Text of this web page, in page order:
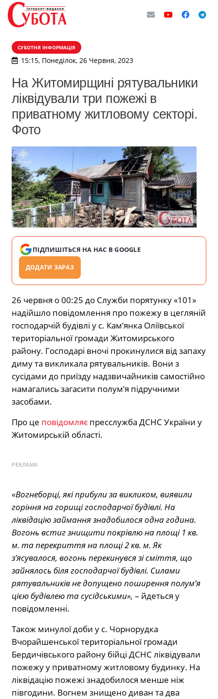
СУБОТНЯ ІНФОРМАЦІЯ
15:15, Понеділок, 26 Червня, 2023
На Житомирщині рятувальники
ліквідували три пожежі в
приватному житловому секторі.
Фото
ПІДПИШІТЬСЯ НА НАС В GOOGLE
ДОДАТИ ЗАРАЗ
26 червня о 00:25 до Служби порятунку «101»
надійшло повідомлення про пожежу в цегляній
господарчій будівлі у с. Кам’янка Оліївської
територіальної громади Житомирського
району. Господарі вночі прокинулися від запаху
диму та викликала рятувальників. Вони з
сусідами до приїзду надзвичайників самостійно
намагались загасити полум’я підручними
засобами.
Про це повідомляє пресслужба ДСНС України у
Житомирській області.
РЕКЛАМА
«Вогнеборці, які прибули за викликом, виявили
горіння на горищі господарчої будівлі. На
ліквідацію займання знадобилося одна година.
Вогонь встиг знищити покрівлю на площі 1 кв.
м. та перекриття на площі 2 кв. м. Як
з’ясувалося, вогонь перекинувся зі сміття, що
зайнялось біля господарчої будівлі. Силами
рятувальників не допущено поширення полум’я
цією будівлею та сусідськими», – йдеться у
повідомленні.
Також минулої доби у с. Чорнорудка
Вчорайшенської територіальної громади
Бердичівського району бійці ДСНС ліквідували
пожежу у приватному житловому будинку. На
ліквідацію пожежі знадобилося менше ніж
півгодини. Вогнем знищено диван та два